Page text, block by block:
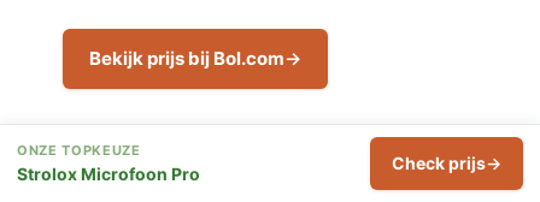
Bekijk prijs bij Bol.com
8. BP Karaoke Microfoon
ONZE TOPKEUZE
Strolox Microfoon Pro Check prijs